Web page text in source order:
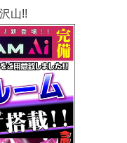
山!!